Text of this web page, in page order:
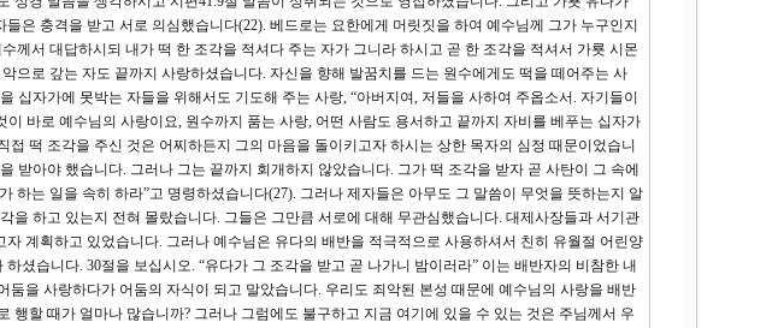
은 충격을 받고 서로 의심했습니다(22). 베드로는 요한에게 머릿짓을 하여 예수님께 그가 누구인지
께서 대답하시되 내가 떡 한 조각을 적셔다 주는 자가 그니라 하시고 곧 한 조각을 적셔서 가룟 시몬
으로 갚는 자도 끝까지 사랑하셨습니다. 자신을 향해 발꿈치를 드는 원수에게도 떡을 떼어주는 사
십자가에 못박는 자들을 위해서도 기도해 주는 사랑, “아버지여, 저들을 사하여 주옵소서. 자기들이
이 바로 예수님의 사랑이요, 원수까지 품는 사랑, 어떤 사람도 용서하고 끝까지 자비를 베푸는 십자가
접 떡 조각을 주신 것은 어찌하든지 그의 마음을 돌이키고자 하시는 상한 목자의 심정 때문이었습니
받아야 했습니다. 그러나 그는 끝까지 회개하지 않았습니다. 그가 떡 조각을 받자 곧 사탄이 그 속에
하는 일을 속히 하라”고 명령하셨습니다(27). 그러나 제자들은 아무도 그 말씀이 무엇을 뜻하는지 알
을 하고 있는지 전혀 몰랐습니다. 그들은 그만큼 서로에 대해 무관심했습니다. 대제사장들과 서기관
계획하고 있었습니다. 그러나 예수님은 유다의 배반을 적극적으로 사용하셔서 친히 유월절 어린양
셨습니다. 30절을 보십시오. “유다가 그 조각을 받고 곧 나가니 밤이러라” 이는 배반자의 비참한 내
둠을 사랑하다가 어둠의 자식이 되고 말았습니다. 우리도 죄악된 본성 때문에 예수님의 사랑을 배반
행할 때가 얼마나 많습니까? 그러나 그럼에도 불구하고 지금 여기에 있을 수 있는 것은 주님께서 우